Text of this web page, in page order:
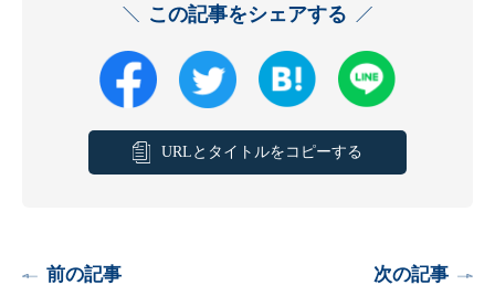
この記事をシェアする
URLとタイトルをコピーする
前の記事 次の記事